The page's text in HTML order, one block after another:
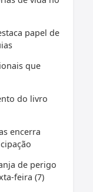
papel de
que
do livro
encerra
de perigo
feira (7)